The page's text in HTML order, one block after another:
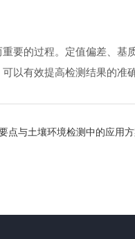
的过程。定值偏差、基
以有效提高检测结果的准
点与土壤环境检测中的应用